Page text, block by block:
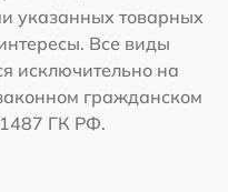
указанных товарных
Все виды
исключительно на
гражданском
1487 ГК РФ.